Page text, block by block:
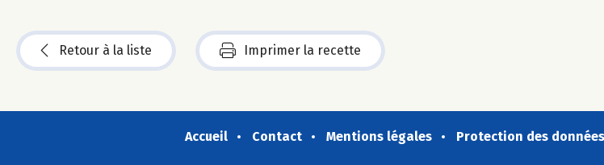
Retour à la liste Imprimer la recette
Accueil Contact Mentions légales Protection des données